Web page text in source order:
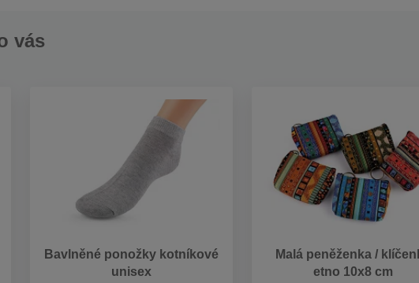
vás
Bavlněné ponožky kotníkové
unisex
Malá peněženka /
etno 10x8 cm